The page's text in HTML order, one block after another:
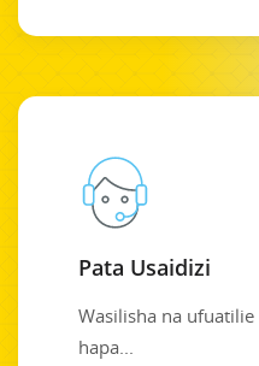
Pata Usaidizi
Wasilisha na
hapa...